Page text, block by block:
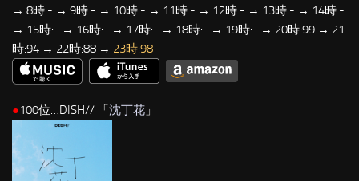
→ 8時:- → 9時:- → 10時:- → 11時:- → 12時:- → 13時:- → 14時:-
→ 15時:- → 16時:- → 17時:- → 18時:- → 19時:- → 20時:99 → 21
時:94 → 22時:88 → 23時:98
●100位…DISH// 「沈丁花 」